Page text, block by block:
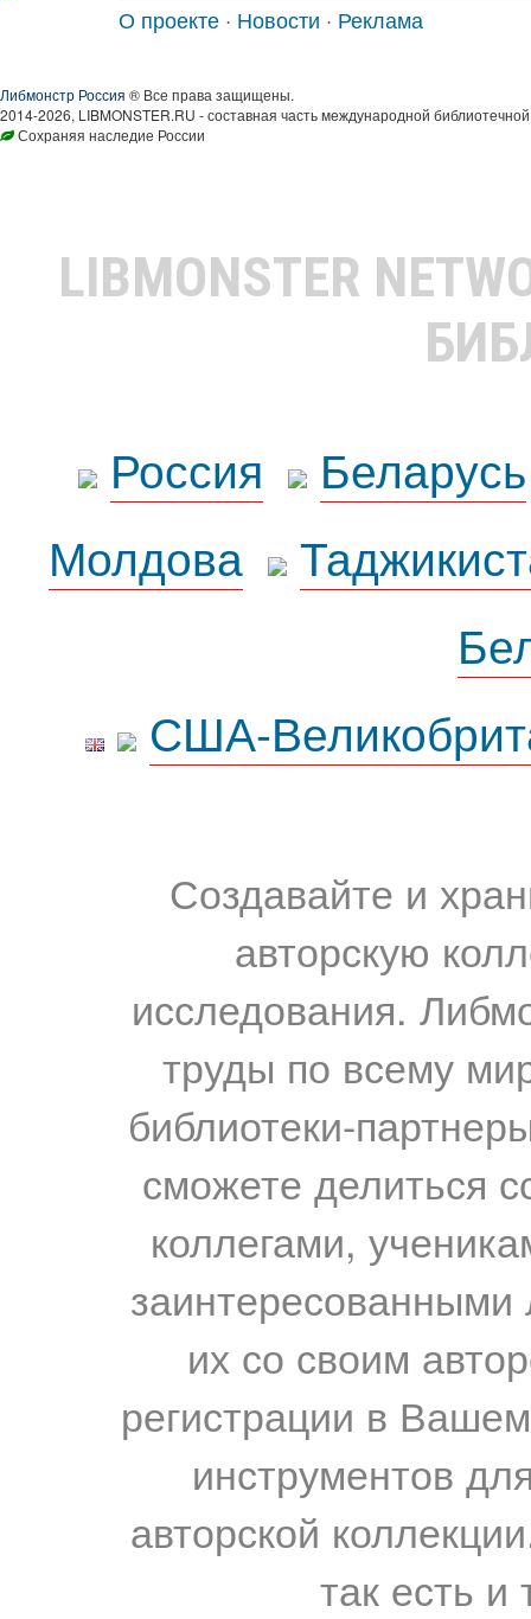
О проекте · Новости · Реклама
Либмонстр Россия ® Все права защищены.
2014-2026, LIBMONSTER.RU - составная часть международной
Сохраняя наследие России
LIBMONSTER
Россия
Беларусь
Молдова
США-
Создавайте и
авторскую
исследования.
труды по всему
библиотеки-
сможете делиться
коллегами,
их со своим
регистрации в
инструментов
авторской
так есть и